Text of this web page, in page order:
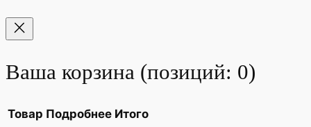
Ваша корзина (позиций: 0)
Товар Подробнее Итого